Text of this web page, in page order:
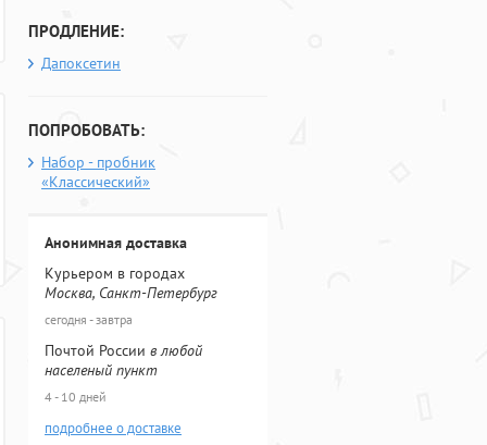
ПРОДЛЕНИЕ:
Дапоксетин
ПОПРОБОВАТЬ:
Набор - пробник
«Классический»
Анонимная доставка
Курьером в городах
Москва, Санкт-Петербург
сегодня - завтра
Почтой России в любой
населеный пункт
4 - 10 дней
подробнее о доставке